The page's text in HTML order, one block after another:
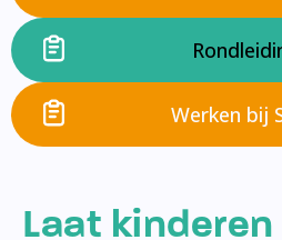
Werken bij
Laat